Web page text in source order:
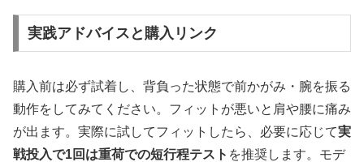
実践アドバイスと購入リンク
購入前は必ず試着し、背負った状態で前かがみ・腕を振る
動作をしてみてください。フィットが悪いと肩や腰に痛み
が出ます。実際に試してフィットしたら、必要に応じて実
戦投入で1回は重荷での短行程テスト を推奨します。モデ